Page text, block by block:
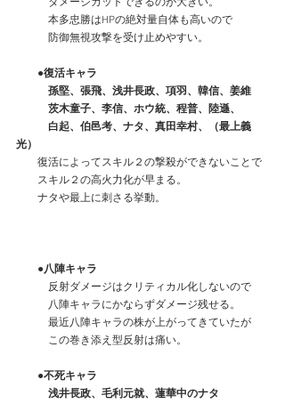
本多忠勝はHPの絶対量自体も高いので
防御無視攻撃を受け止めやすい。
●復活キャラ
孫堅、張飛、浅井長政、項羽、韓信、姜維
茨木童子、李信、ホウ統、程普、陸遜、
白起、伯邑考、ナタ、真田幸村、（最上義
光）
復活によってスキル２の撃殺ができないことで
スキル２の高火力化が早まる。
ナタや最上に刺さる挙動。
●八陣キャラ
反射ダメージはクリティカル化しないので
八陣キャラにかならずダメージ残せる。
最近八陣キャラの株が上がってきていたが
この巻き添え型反射は痛い。
●不死キャラ
浅井長政、毛利元就、蓮華中のナタ